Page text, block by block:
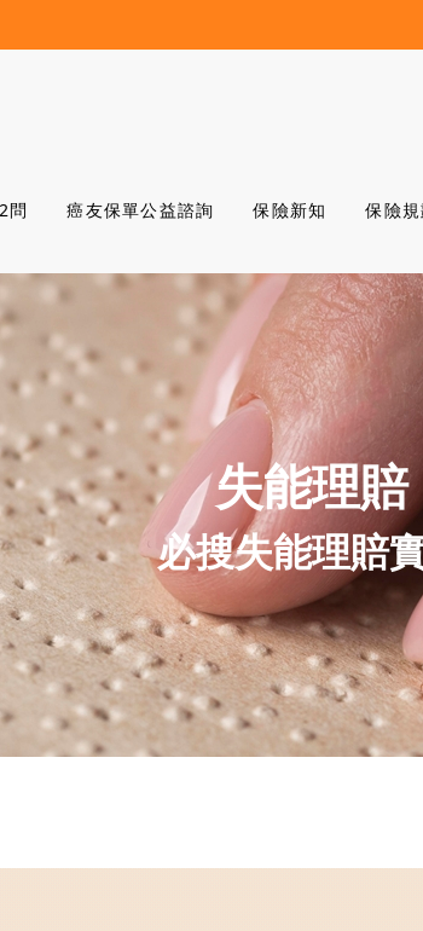
問 癌友保單公益諮詢 保險新知 保險
失能理賠
必搜失能理賠